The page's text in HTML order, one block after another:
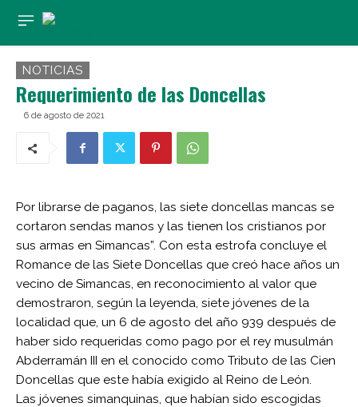
NOTICIAS
Requerimiento de las Doncellas
6 de agosto de 2021
Por librarse de paganos, las siete doncellas mancas se
cortaron sendas manos y las tienen los cristianos por
sus armas en Simancas”. Con esta estrofa concluye el
Romance de las Siete Doncellas que creó hace años un
vecino de Simancas, en reconocimiento al valor que
demostraron, según la leyenda, siete jóvenes de la
localidad que, un 6 de agosto del año 939 después de
haber sido requeridas como pago por el rey musulmán
Abderramán III en el conocido como Tributo de las Cien
Doncellas que este había exigido al Reino de León.
Las jóvenes simanquinas, que habían sido escogidas